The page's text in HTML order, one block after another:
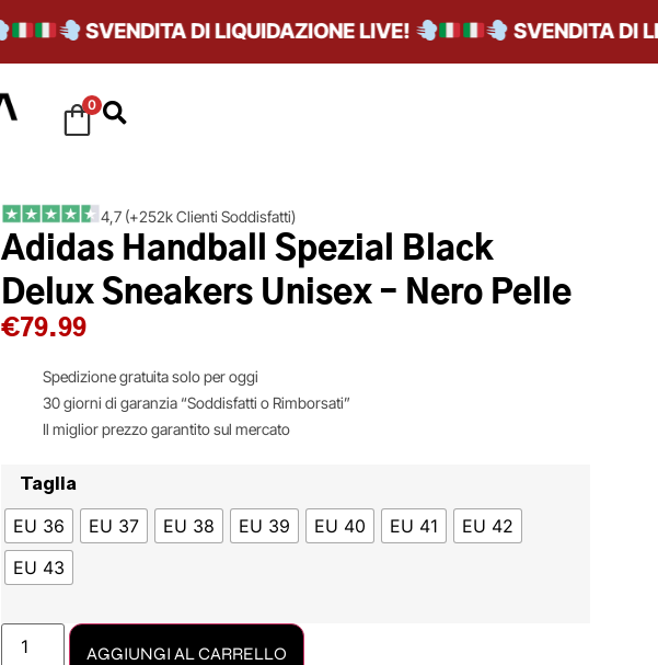
SVENDITA DI LIQUIDAZIONE LIVE! SVENDITA DI
0
4,7 (+252k Clienti Soddisfatti)
Adidas Handball Spezial Black
Delux Sneakers Unisex – Nero Pelle
€79.99
Spedizione gratuita solo per oggi
30 giorni di garanzia “Soddisfatti o Rimborsati”
Il miglior prezzo garantito sul mercato
Taglia
EU 36
EU 37 EU 38 EU 39 EU 40 EU 41
EU 42
EU 43
AGGIUNGI AL CARRELLO